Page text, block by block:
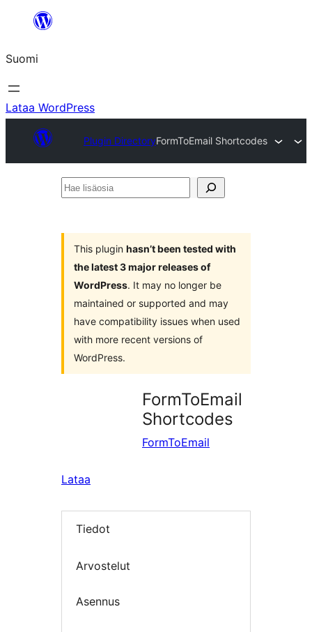
Suomi
Lataa WordPress
Plugin DirectoryFormToEmail Shortcodes
Hae
This plugin hasn’t been tested with
the latest 3 major releases of
WordPress. It may no longer be
maintained or supported and may
have compatibility issues when used
with more recent versions of
WordPress.
FormToEmail
Shortcodes
FormToEmail
Lataa
Tiedot
Arvostelut
Asennus